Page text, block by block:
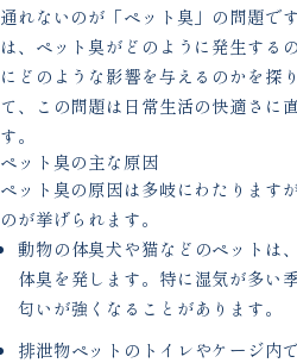
通れないのが「ペット臭」の問題で
は、ペット臭がどのように発生する
にどのような影響を与えるのかを探
て、この問題は日常生活の快適さに
す。
ペット臭の主な原因
ペット臭の原因は多岐にわたります
のが挙げられます。
動物の体臭犬や猫などのペットは
体臭を発します。特に湿気が多い
匂いが強くなることがあります。
排泄物ペットのトイレやケージ内